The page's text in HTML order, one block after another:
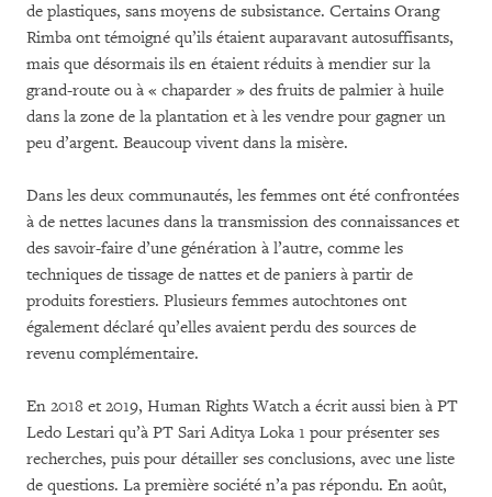
de plastiques, sans moyens de subsistance. Certains Orang
Rimba ont témoigné qu’ils étaient auparavant autosuffisants,
mais que désormais ils en étaient réduits à mendier sur la
grand-route ou à « chaparder » des fruits de palmier à huile
dans la zone de la plantation et à les vendre pour gagner un
peu d’argent. Beaucoup vivent dans la misère.
Dans les deux communautés, les femmes ont été confrontées
à de nettes lacunes dans la transmission des connaissances et
des savoir-faire d’une génération à l’autre, comme les
techniques de tissage de nattes et de paniers à partir de
produits forestiers. Plusieurs femmes autochtones ont
également déclaré qu’elles avaient perdu des sources de
revenu complémentaire.
En 2018 et 2019, Human Rights Watch a écrit aussi bien à PT
Ledo Lestari qu’à PT Sari Aditya Loka 1 pour présenter ses
recherches, puis pour détailler ses conclusions, avec une liste
de questions. La première société n’a pas répondu. En août,